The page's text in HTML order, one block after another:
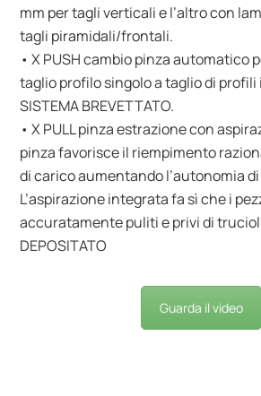
mm per tagli verticali e l’altro con
tagli piramidali/frontali.
• X PUSH cambio pinza automatico
taglio profilo singolo a taglio di
SISTEMA BREVETTATO.
• X PULL pinza estrazione con
pinza favorisce il riempimento
di carico aumentando l’autonomia
L’aspirazione integrata fa sì che i
accuratamente puliti e privi di
DEPOSITATO
Guarda il video